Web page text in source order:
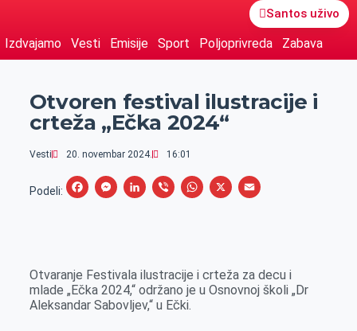
Santos uživo
Izdvajamo Vesti Emisije Sport Poljoprivreda Zabava
Otvoren festival ilustracije i
crteža „Ečka 2024“
Vesti 20. novembar 2024. 16:01
Podeli:
F
b
o
M
e
n
L
e
d
V
r
W
s
A
X
E
l
Otvaranje Festivala ilustracije i crteža za decu i
mlade „Ečka 2024,“ održano je u Osnovnoj školi „Dr
Aleksandar Sabovljev,“ u Ečki.